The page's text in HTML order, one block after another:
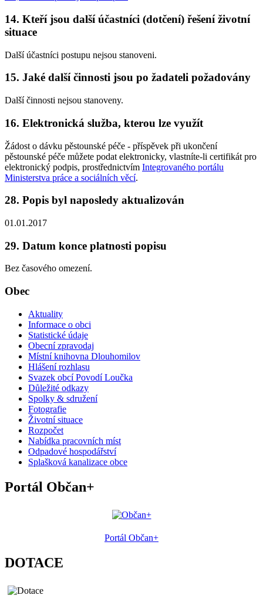
14. Kteří jsou další účastníci (dotčení) řešení životní
situace
Další účastníci postupu nejsou stanoveni.
15. Jaké další činnosti jsou po žadateli požadovány
Další činnosti nejsou stanoveny.
16. Elektronická služba, kterou lze využít
Žádost o dávku pěstounské péče - příspěvek při ukončení
pěstounské péče můžete podat elektronicky, vlastníte-li certifikát pro
elektronický podpis, prostřednictvím Integrovaného portálu
Ministerstva práce a sociálních věcí.
28. Popis byl naposledy aktualizován
01.01.2017
29. Datum konce platnosti popisu
Bez časového omezení.
Obec
Aktuality
Informace o obci
Statistické údaje
Obecní zpravodaj
Místní knihovna Dlouhomilov
Hlášení rozhlasu
Svazek obcí Povodí Loučka
Důležité odkazy
Spolky & sdružení
Fotografie
Životní situace
Rozpočet
Nabídka pracovních míst
Odpadové hospodářství
Splašková kanalizace obce
Portál Občan+
Portál Občan+
DOTACE